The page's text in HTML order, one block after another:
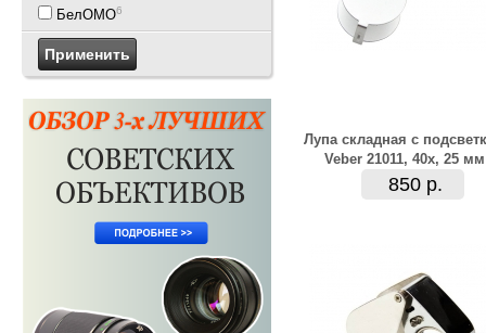
БелОМО6
Лупа складная с
Veber 21011, 40x, 25 мм
850 р.